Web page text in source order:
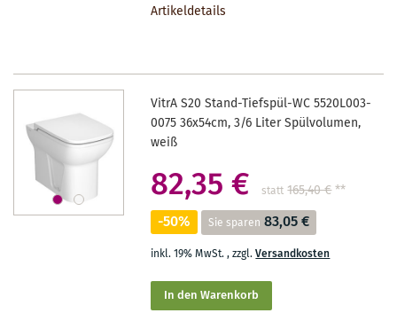
Artikeldetails
VitrA S20 Stand-Tiefspül-WC 5520L003-
0075 36x54cm, 3/6 Liter Spülvolumen,
weiß
82,35 € statt 165,40 €**
-50% Sie sparen 83,05 €
inkl. 19% MwSt.,zzgl.Versandkosten
In den Warenkorb